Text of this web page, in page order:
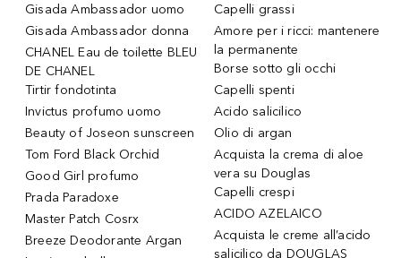
Gisada Ambassador uomo
Gisada Ambassador donna
CHANEL Eau de toilette BLEU
DE CHANEL
Tirtir fondotinta
Invictus profumo uomo
Beauty of Joseon sunscreen
Tom Ford Black Orchid
Good Girl profumo
Prada Paradoxe
Master Patch Cosrx
Breeze Deodorante Argan
Capelli grassi
Amore per i ricci: mantenere
la permanente
Borse sotto gli occhi
Capelli spenti
Acido salicilico
Olio di argan
Acquista la crema di aloe
vera su Douglas
Capelli crespi
ACIDO AZELAICO
Acquista le creme all’acido
salicilico da DOUGLAS